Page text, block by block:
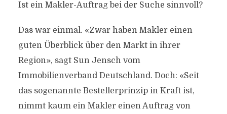
Ist ein Makler-Auftrag bei der Suche sinnvoll?
Das war einmal. «Zwar haben Makler einen
guten Überblick über den Markt in ihrer
Region», sagt Sun Jensch vom
Immobilienverband Deutschland. Doch: «Seit
das sogenannte Bestellerprinzip in Kraft ist,
nimmt kaum ein Makler einen Auftrag von